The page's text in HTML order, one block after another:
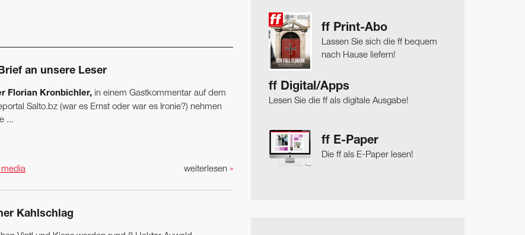
an unsere Leser
Florian Kronbichler, in einem Gastkommentar auf dem
Salto.bz (war es Ernst oder war es Ironie?) nehmen
...
weiterlesen »
media
Kahlschlag
ff Print-Abo
Lassen Sie sich die ff bequem
nach Hause liefern!
ff Digital/Apps
Lesen Sie die ff als digitale Ausgabe!
ff E-Paper
Die ff als E-Paper lesen!